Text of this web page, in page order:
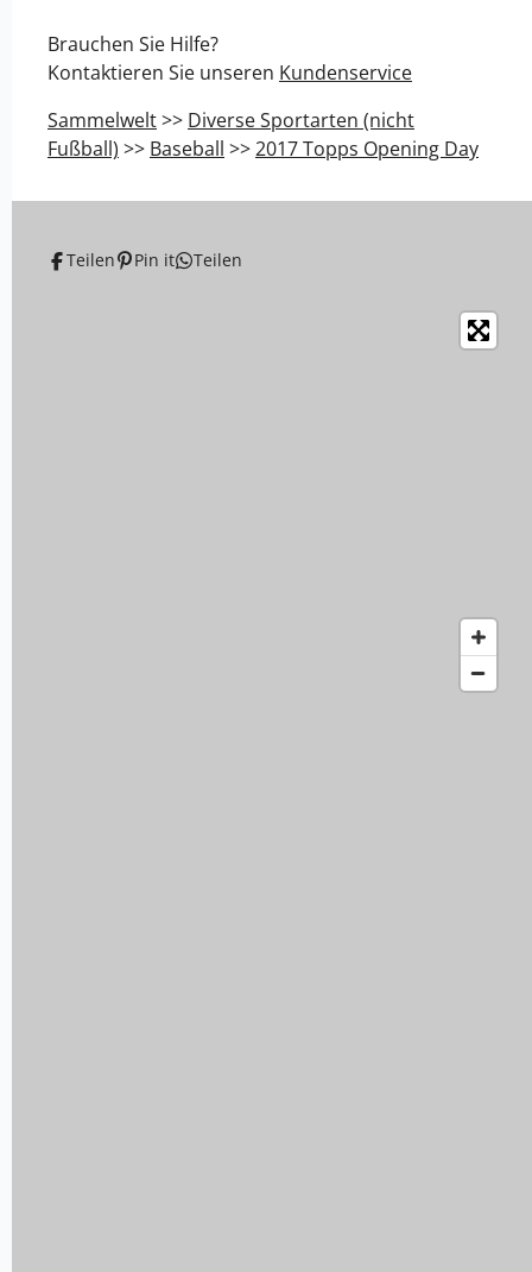
n
e
n
e
n
Brauchen Sie Hilfe?
Kontaktieren Sie unseren Kundenservice
Sammelwelt>> Diverse Sportarten (nicht
Fußball) >> Baseball >>2017 Topps Opening Day
Teilen Pin it Teilen